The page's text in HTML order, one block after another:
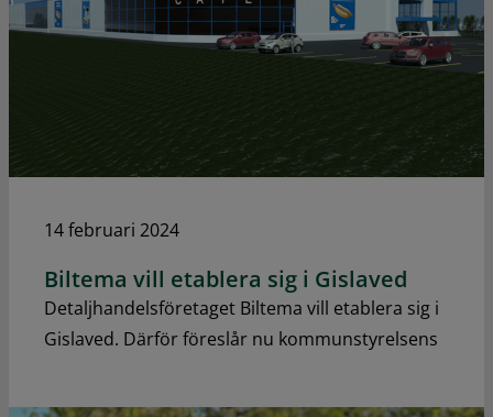
14 februari 2024
Biltema vill etablera sig i Gislaved
Detaljhandelsföretaget Biltema vill etablera sig i
Gislaved. Därför föreslår nu kommunstyrelsens